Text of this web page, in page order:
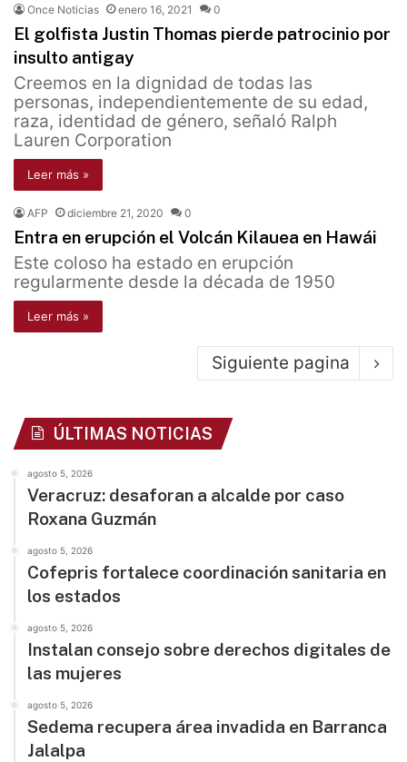
Once Noticias enero 16, 2021 0
El golfista Justin Thomas pierde patrocinio por
insulto antigay
Creemos en la dignidad de todas las
personas, independientemente de su edad,
raza, identidad de género, señaló Ralph
Lauren Corporation
Leer más »
AFP diciembre 21, 2020 0
Entra en erupción el Volcán Kilauea en Hawái
Este coloso ha estado en erupción
regularmente desde la década de 1950
Leer más »
Siguiente pagina
ÚLTIMAS NOTICIAS
agosto 5, 2026
Veracruz: desaforan a alcalde por caso
Roxana Guzmán
agosto 5, 2026
Cofepris fortalece coordinación sanitaria en
los estados
agosto 5, 2026
Instalan consejo sobre derechos digitales de
las mujeres
agosto 5, 2026
Sedema recupera área invadida en Barranca
Jalalpa